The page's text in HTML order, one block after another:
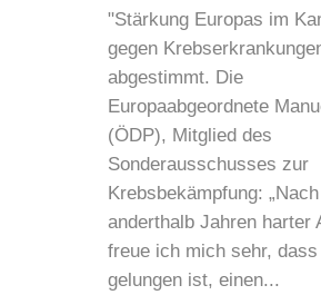
"Stärkung Europas im
gegen
abgestimmt. Die
Europaabgeordnete
(ÖDP), Mitglied des
Sonderausschusses zur
Krebsbekämpfung:
anderthalb Jahren harter
freue ich mich sehr,
gelungen ist, einen...